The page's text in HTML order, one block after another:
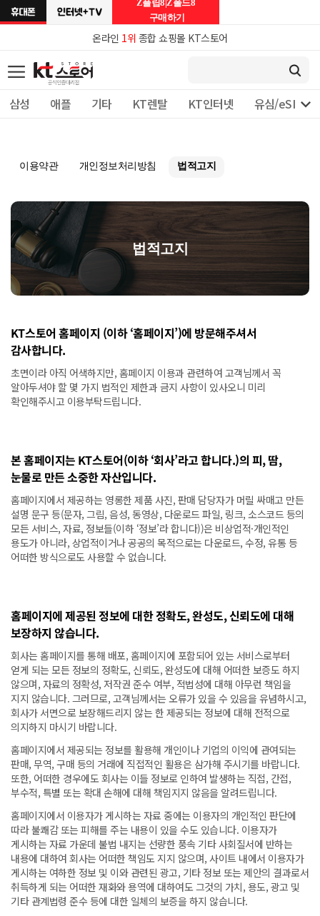
온라인 1위 종합 쇼핑몰 KT스토어
삼성 애플 기타 KT렌탈 KT인터넷 유심/eSIM 개

Z플립8|Z폴드8
구매하기
이용약관 개인정보처리방침 법적고지
법적고지
KT스토어 홈페이지 (이하 ‘홈페이지’)에 방문해주셔서
감사합니다.
초면이라 아직 어색하지만, 홈페이지 이용과 관련하여 고객님께서 꼭
알아두셔야 할 몇 가지 법적인 제한과 금지 사항이 있사오니 미리
확인해주시고 이용부탁드립니다.
본 홈페이지는 KT스토어(이하 ‘회사’라고 합니다.)의 피, 땀,
눈물로 만든 소중한 자산입니다.
홈페이지에서 제공하는 영롱한 제품 사진, 판매 담당자가 머릴 싸매고 만든
설명 문구 등(문자, 그림, 음성, 동영상, 다운로드 파일, 링크, 소스코드 등의
모든 서비스, 자료, 정보들(이하 ‘정보’라 합니다))은 비상업적·개인적인
용도가 아니라, 상업적이거나 공공의 목적으로는 다운로드, 수정, 유통 등
어떠한 방식으로도 사용할 수 없습니다.
홈페이지에 제공된 정보에 대한 정확도, 완성도, 신뢰도에 대해
보장하지 않습니다.
회사는 홈페이지를 통해 배포, 홈페이지에 포함되어 있는 서비스로부터
얻게 되는 모든 정보의 정확도, 신뢰도, 완성도에 대해 어떠한 보증도 하지
않으며, 자료의 정확성, 저작권 준수 여부, 적법성에 대해 아무런 책임을
지지 않습니다. 그러므로, 고객님께서는 오류가 있을 수 있음을 유념하시고,
회사가 서면으로 보장해드리지 않는 한 제공되는 정보에 대해 전적으로
의지하지 마시기 바랍니다.
홈페이지에서 제공되는 정보를 활용해 개인이나 기업의 이익에 관여되는
판매, 무역, 구매 등의 거래에 직접적인 활용은 삼가해 주시기를 바랍니다.
또한, 어떠한 경우에도 회사는 이들 정보로 인하여 발생하는 직접, 간접,
부수적, 특별 또는 확대 손해에 대해 책임지지 않음을 알려드립니다.
홈페이지에서 이용자가 게시하는 자료 중에는 이용자의 개인적인 판단에
따라 불쾌감 또는 피해를 주는 내용이 있을 수도 있습니다. 이용자가
게시하는 자료 가운데 불법 내지는 선량한 풍속 기타 사회질서에 반하는
내용에 대하여 회사는 어떠한 책임도 지지 않으며, 사이트 내에서 이용자가
게시하는 여하한 정보 및 이와 관련된 광고, 기타 정보 또는 제안의 결과로서
취득하게 되는 어떠한 재화와 용역에 대하여도 그것의 가치, 용도, 광고 및
기타 관계법령 준수 등에 대한 일체의 보증을 하지 않습니다.